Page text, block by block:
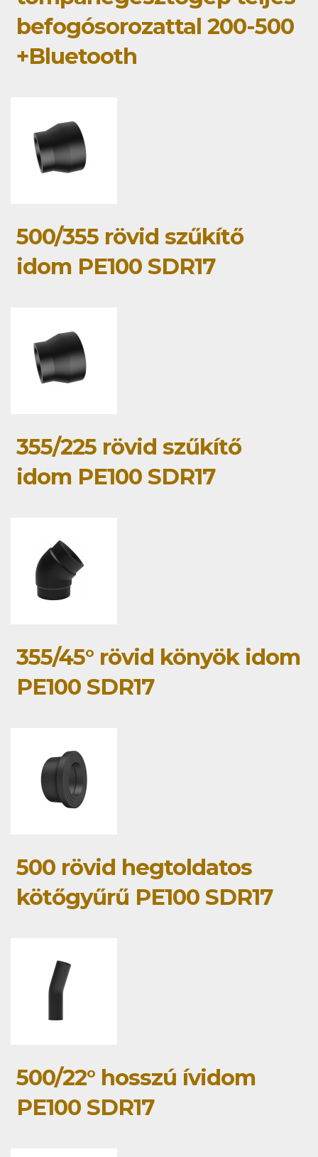
befogósorozattal 200-500
+Bluetooth
500/355 rövid szűkítő
idom PE100 SDR17
355/225 rövid szűkítő
idom PE100 SDR17
355/45° rövid könyök idom
PE100 SDR17
500 rövid hegtoldatos
kötőgyűrű PE100 SDR17
500/22° hosszú ívidom
PE100 SDR17